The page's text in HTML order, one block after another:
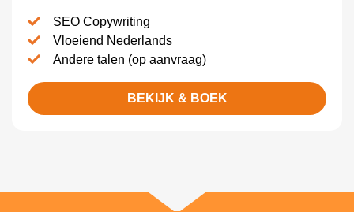
SEO Copywriting
Vloeiend Nederlands
Andere talen (op aanvraag)
BEKIJK & BOEK